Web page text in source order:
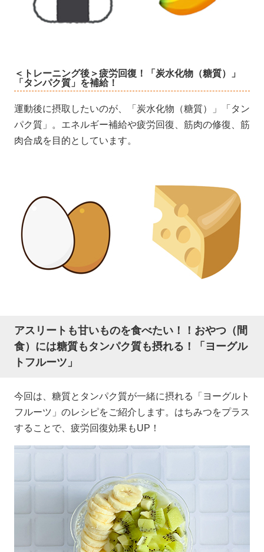
＜トレーニング後＞疲労回復！「炭水化物（糖質）」
「タンパク質」を補給！
運動後に摂取したいのが、「炭水化物（糖質）」「タン
パク質」。エネルギー補給や疲労回復、筋肉の修復、筋
肉合成を目的としています。
アスリートも甘いものを食べたい！！おやつ（間
食）には糖質もタンパク質も摂れる！「ヨーグル
トフルーツ」
今回は、糖質とタンパク質が一緒に摂れる「ヨーグルト
フルーツ」のレシピをご紹介します。はちみつをプラス
することで、疲労回復効果もUP！